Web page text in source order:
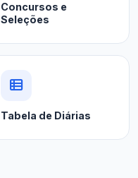
Concursos e
Seleções
Tabela de Diárias